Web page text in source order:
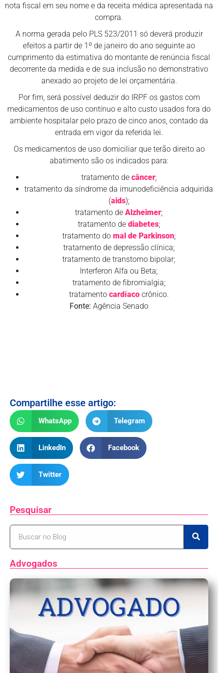
nota fiscal em seu nome e da receita médica apresentada na
compra.
A norma gerada pelo PLS 523/2011 só deverá produzir
efeitos a partir de 1º de janeiro do ano seguinte ao
cumprimento da estimativa do montante de renúncia fiscal
decorrente da medida e de sua inclusão no demonstrativo
anexado ao projeto de lei orçamentária.
Por fim, será possível deduzir do IRPF os gastos com
medicamentos de uso contínuo e alto custo usados fora do
ambiente hospitalar pelo prazo de cinco anos, contado da
entrada em vigor da referida lei.
Os medicamentos de uso domiciliar que terão direito ao
abatimento são os indicados para:
tratamento decâncer;
tratamento da síndrome da imunodeficiência adquirida
(aids);
tratamento de Alzheimer;
tratamento de diabetes;
tratamento do mal de Parkinson;
tratamento de depressão clínica;
tratamento de transtorno bipolar;
Interferon Alfa ou Beta;
tratamento de fibromialgia;
tratamentocardíacocrônico.
Fonte: Agência Senado
Compartilhe esse artigo:
WhatsApp Telegram
LinkedIn Facebook
Twitter
Pesquisar
Advogados